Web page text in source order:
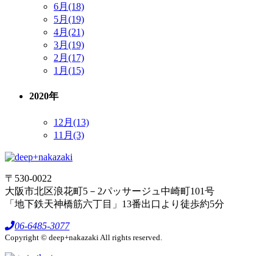
6月(18)
5月(19)
4月(21)
3月(19)
2月(17)
1月(15)
2020年
12月(13)
11月(3)
〒530-0022
大阪市北区浪花町5－2パッサージュ中崎町101号
「地下鉄天神橋筋六丁目」13番出口より徒歩約5分
06-6485-3077
Copyright © deep+nakazaki All rights reserved.